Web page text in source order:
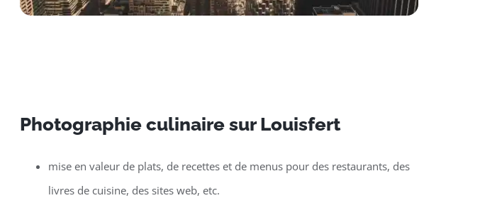
Photographie culinaire sur Louisfert
mise en valeur de plats, de recettes et de menus pour des restaurants, des
livres de cuisine, des sites web, etc.